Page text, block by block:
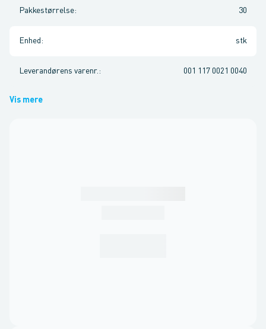
Pakkestørrelse: 30
Enhed : stk
Leverandørens varenr. : 001 117 0021 0040
Vis mere